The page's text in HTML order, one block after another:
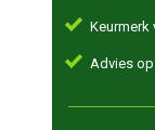
Keurmerk
Advies